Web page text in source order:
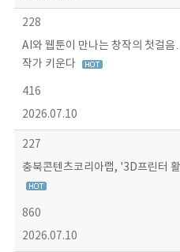
228
AI와 웹툰이 만나는 창작의 첫걸
작가 키운다
416
2026.07.10
227
충북콘텐츠코리아랩, '3D프린터
860
2026.07.10